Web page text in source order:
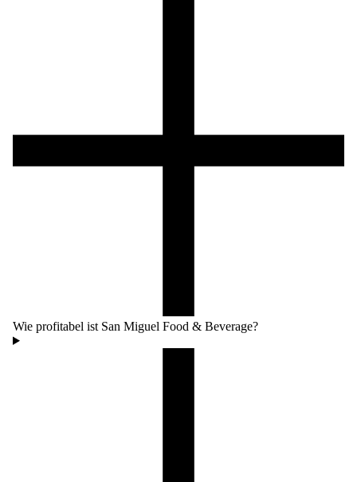
Wie profitabel ist San Miguel Food & Beverage?